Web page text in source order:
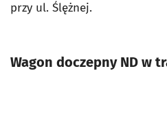
przy ul. Ślężnej.
Wagon doczepny ND w